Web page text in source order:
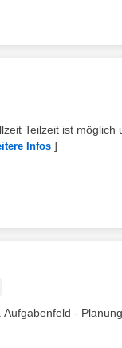
Teilzeit ist möglich
Infos ]
-